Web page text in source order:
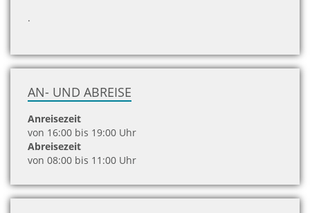
.
AN- UND ABREISE
Anreisezeit
von 16:00 bis 19:00 Uhr
Abreisezeit
von 08:00 bis 11:00 Uhr